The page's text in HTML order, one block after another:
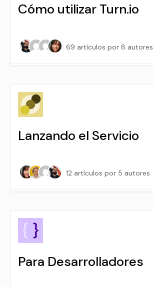
Cómo utilizar Turn.io
69 artículos por 8 autores
Lanzando el Servicio
12 artículos por 5 autores
Para Desarrolladores